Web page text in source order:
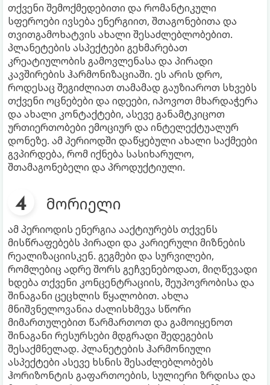
თქვენი შემოქმედებითი და რომანტიკული
სფეროები ივსება ენერგიით, შთაგონებითა და
თვითგამოხატვის ახალი შესაძლებლობებით.
პლანეტების ასპექტები გეხმარებათ
კრეატიულობის გამოვლენასა და პირადი
კავშირების ჰარმონიზაციაში. ეს არის დრო,
როდესაც შეგიძლიათ თამამად გაუზიაროთ სხვებს
თქვენი ოცნებები და იდეები, იპოვოთ მხარდაჭერა
და ახალი კონტაქტები, ასევე განამტკიცოთ
ურთიერთობები ემოციურ და ინტელექტუალურ
დონეზე. ამ პერიოდში დაწყებული ახალი საქმეები
გვპირდება, რომ იქნება სასიხარულო,
შთამაგონებელი და პროდუქტიული.
მორიელი
ამ პერიოდის ენერგია ააქტიურებს თქვენს
მისწრაფებებს პირადი და კარიერული მიზნების
რეალიზაციისკენ. გეგმები და სურვილები,
რომლებიც ადრე შორს გეჩვენებოდათ, მიღწევადი
ხდება თქვენი კონცენტრაციის, შეუპოვრობისა და
შინაგანი ცეცხლის წყალობით. ახლა
მნიშვნელოვანია ძალისხმევა სწორი
მიმართულებით წარმართოთ და გამოიყენოთ
შინაგანი რესურსები მდგრადი შედეგების
შესაქმნელად. პლანეტების ჰარმონიული
ასპექტები ასევე ხსნის შესაძლებლობებს
ჰორიზონტის გაფართოების, სულიერი ზრდისა და